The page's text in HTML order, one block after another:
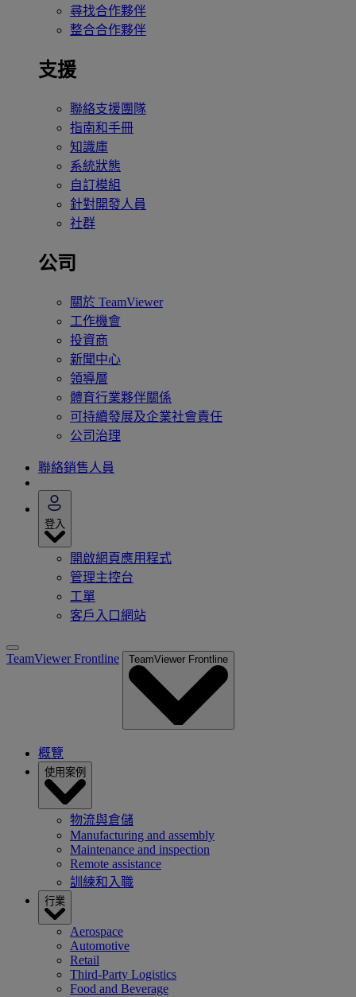
尋找合作夥伴
整合合作夥伴
支援
聯絡支援團隊
指南和手冊
知識庫
系統狀態
自訂模組
針對開發人員
社群
公司
關於 TeamViewer
工作機會
投資商
新聞中心
領導層
體育行業夥伴關係
可持續發展及企業社會責任
公司治理
聯絡銷售人員
登入
開啟網頁應用程式
管理主控台
工單
客戶入口網站
TeamViewer Frontline TeamViewer Frontline
概覽
使用案例
物流與倉儲
Manufacturing and assembly
Maintenance and inspection
Remote assistance
訓練和入職
行業
Aerospace
Automotive
Retail
Third-Party Logistics
Food and Beverage